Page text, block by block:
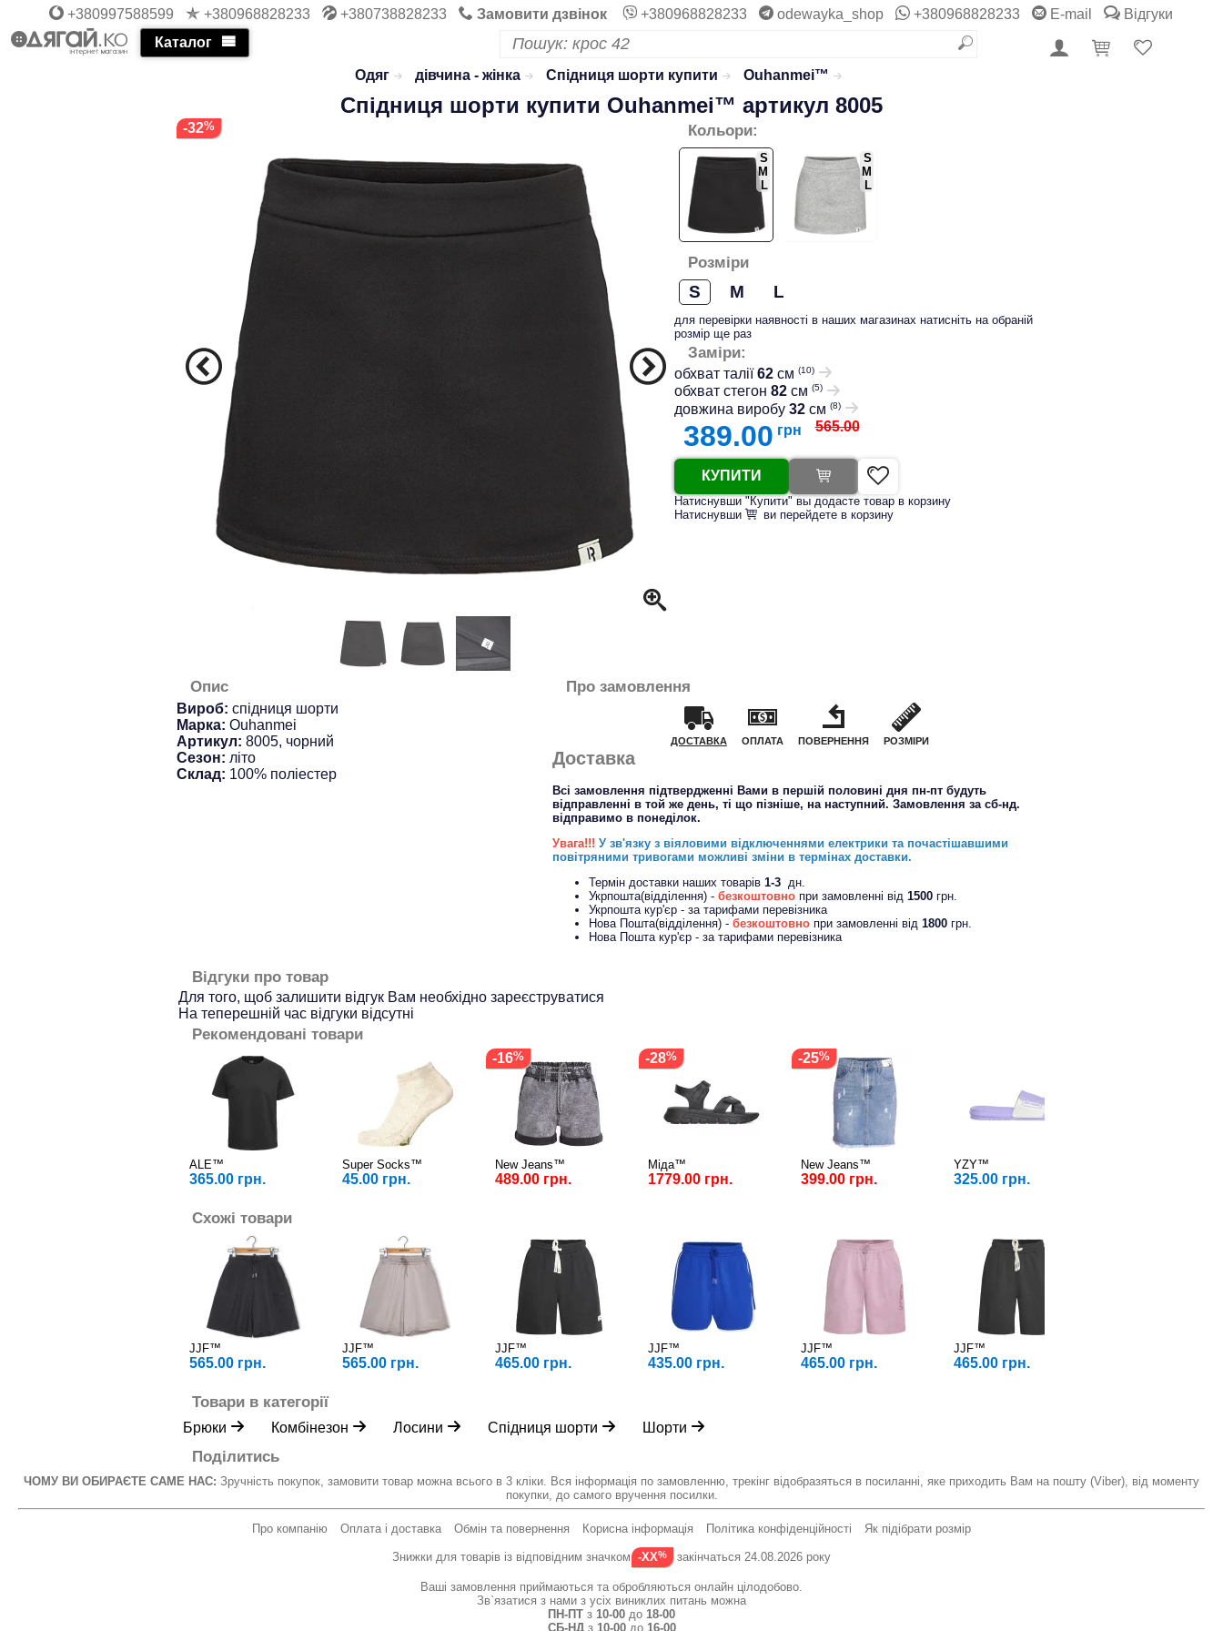
+380997588599 +380968828233 +380738828233 Замовити дзвінок +380968828233 odewayka_shop +380968828233 E-mail
Відгуки
Каталог
Одяг дівчина - жінка Спідниця шорти купити Ouhanmei™
Спідниця шорти купити Ouhanmei™ артикул 8005
-32 Кольори:
S
M
L
S
M
L
Розміри
S M L
для перевірки наявності в наших магазинах натисніть на обраній
розмір ще раз
Заміри:
обхват талії62см (10)
обхват стегон 82см (5)
довжина виробу 32см (8)
389.00 грн 565.00
КУПИТИ
Натиснувши "Купити" вы додасте товар в корзину
Натиснувши
ви перейдете в корзину
Опис
Вироб: спідниця шорти
Марка: Ouhanmei
Артикул: 8005, чорний
Сезон: літо
Склад: 100% поліестер
Про замовлення
ДОСТАВКА ОПЛАТА ПОВЕРНЕННЯ РОЗМІРИ
Доставка
Всі замовлення підтвердженні Вами в першій половині дня пн-пт будуть
відправленні в той же день, ті що пізніше, на наступний. Замовлення за сб-нд.
відправимо в понеділок.
Увага!!!У зв'язку з віяловими відключеннями електрики та почастішавшими
повітряними тривогами можливі зміни в термінах доставки.
Термін доставки наших товарів1-3 дн.
Укрпошта(відділення) -безкоштовно при замовленні від1500 грн.
Укрпошта кур'єр - за тарифами перевізника
Нова Пошта(відділення) -безкоштовно при замовленні від1800 грн.
Нова Пошта кур'єр - за тарифами перевізника
Відгуки про товар
Для того, щоб залишити відгук Вам необхідно зареєструватися
На теперешній час відгуки відсутні
Рекомендовані товари
ALE™
365.00 грн.
Super Socks™
45.00 грн.
-16
New Jeans™
489.00 грн.
-28
Міда™
1779.00 грн.
-25
New Jeans™
399.00 грн.
YZY™
325.00 грн.
Схожі товари
JJF™
565.00 грн.
JJF™
565.00 грн.
JJF™
465.00 грн.
JJF™
435.00 грн.
JJF™
465.00 грн.
JJF™
465.00 грн.
Товари в категорії
Брюки Комбінезон Лосини Спідниця шорти Шорти
Поділитись
ЧОМУ ВИ ОБИРАЄТЕ САМЕ НАС: Зручність покупок, замовити товар можна всього в 3 кліки. Вся інформація по замовленню, трекінг відобразяться в посиланні, яке приходить Вам на пошту (Viber), від моменту
покупки, до самого вручення посилки.
Про компанію Оплата і доставка Обмін та повернення Корисна інформація Політика конфіденційності Як підібрати розмір
Знижки для товарів із відповідним значком -XX закінчаться 24.08.2026 року
Ваші замовлення приймаються та обробляються онлайн цілодобово.
Зв`язатися з нами з усіх виниклих питань можна
ПН-ПТ з 10-00 до 18-00
СБ-НДз 10-00до 16-00